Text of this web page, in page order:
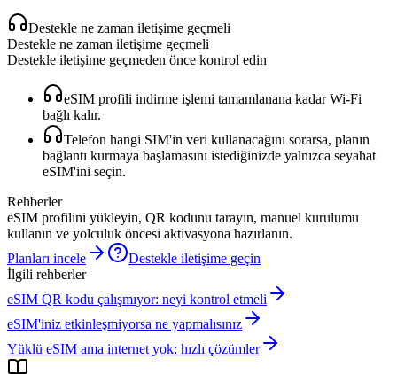
Destekle ne zaman iletişime geçmeli
Destekle ne zaman iletişime geçmeli
Destekle iletişime geçmeden önce kontrol edin
eSIM profili indirme işlemi tamamlanana kadar Wi‑Fi
bağlı kalır.
Telefon hangi SIM'in veri kullanacağını sorarsa, planın
bağlantı kurmaya başlamasını istediğinizde yalnızca seyahat
eSIM'ini seçin.
Rehberler
eSIM profilini yükleyin, QR kodunu tarayın, manuel kurulumu
kullanın ve yolculuk öncesi aktivasyona hazırlanın.
Planları incele
Destekle iletişime geçin
İlgili rehberler
eSIM QR kodu çalışmıyor: neyi kontrol etmeli
eSIM'iniz etkinleşmiyorsa ne yapmalısınız
Yüklü eSIM ama internet yok: hızlı çözümler